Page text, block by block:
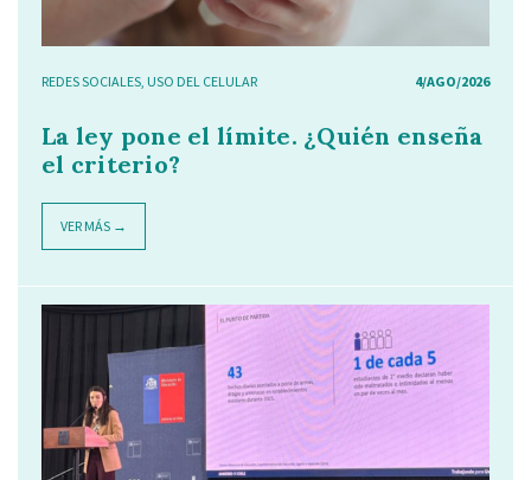
REDES SOCIALES, USO DEL CELULAR 4/AGO/2026
La ley pone el límite. ¿Quién enseña
el criterio?
VER MÁS →